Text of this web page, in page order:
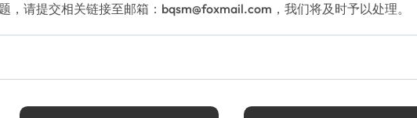
，请提交相关链接至邮箱：bqsm@foxmail.com，我们将及时予以处理。